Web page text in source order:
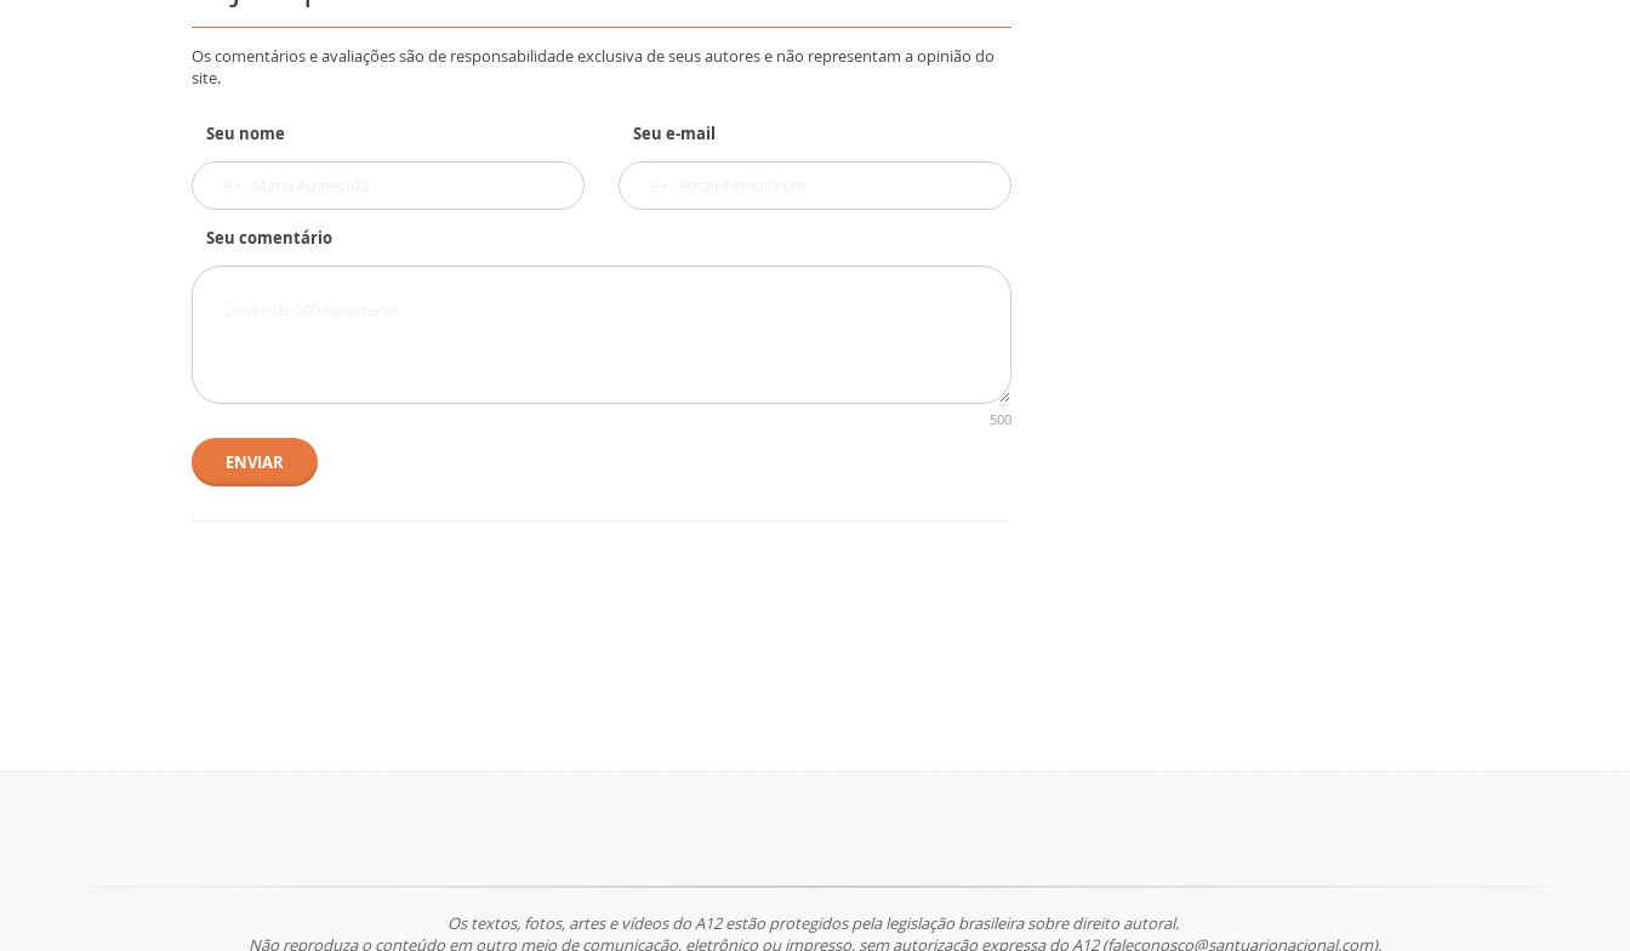
Os comentários e avaliações são de responsabilidade exclusiva de seus autores e não representam a opinião do
site.
Seu nome Seu e-mail
Seu comentário
500
ENVIAR
Os textos, fotos, artes e vídeos do A12 estão protegidos pela legislação brasileira sobre direito autoral.
Não reproduza o conteúdo em outro meio de comunicação, eletrônico ou impresso, sem autorização expressa do A12 (faleconosco@santuarionacional.com).